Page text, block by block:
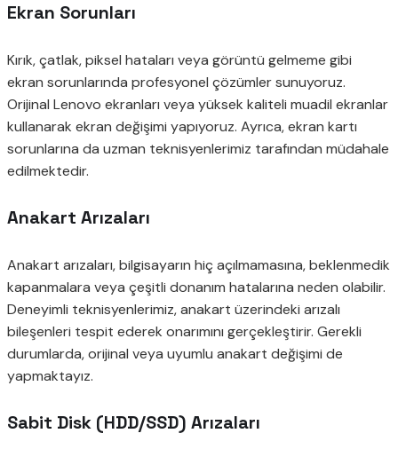
Ekran Sorunları
Kırık, çatlak, piksel hataları veya görüntü gelmeme gibi
ekran sorunlarında profesyonel çözümler sunuyoruz.
Orijinal Lenovo ekranları veya yüksek kaliteli muadil ekranlar
kullanarak ekran değişimi yapıyoruz. Ayrıca, ekran kartı
sorunlarına da uzman teknisyenlerimiz tarafından müdahale
edilmektedir.
Anakart Arızaları
Anakart arızaları, bilgisayarın hiç açılmamasına, beklenmedik
kapanmalara veya çeşitli donanım hatalarına neden olabilir.
Deneyimli teknisyenlerimiz, anakart üzerindeki arızalı
bileşenleri tespit ederek onarımını gerçekleştirir. Gerekli
durumlarda, orijinal veya uyumlu anakart değişimi de
yapmaktayız.
Sabit Disk (HDD/SSD) Arızaları